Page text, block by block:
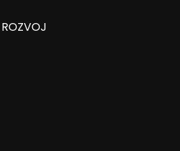
ROZVOJ